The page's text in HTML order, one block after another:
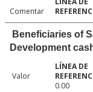
Comentar
Beneficiaries of
Development
Valor
0.00